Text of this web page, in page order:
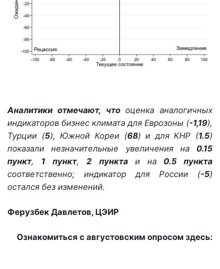
Аналитики отмечают, что оценка аналогичных
индикаторов бизнес климата для Еврозоны (-1,19),
Турции (5), Южной Кореи (68) и для КНР (1.5)
показали незначительные увеличения на 0.15
пункт, 1 пункт, 2 пункта и на 0.5 пункта
соответственно; индикатор для России (-5)
остался без изменений.
Ферузбек Давлетов, ЦЭИР
Ознакомиться с августовским опросом здесь: